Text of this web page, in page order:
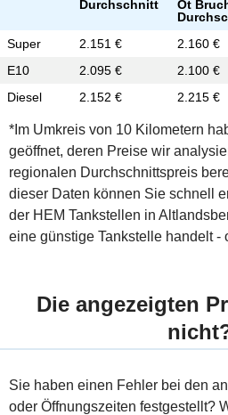
Durchschnitt
Ot
Super
2.151 € 2.160 €
E10
2.095 € 2.100 €
Diesel
2.152 € 2.215 €
*Im Umkreis von 10 Kilometern
geöffnet, deren Preise wir
regionalen Durchschnittspreis
dieser Daten können Sie schnell
der HEM Tankstellen in
eine günstige Tankstelle handelt -
Die angezeigten
Sie haben einen Fehler bei den
oder Öffnungszeiten festgestellt?